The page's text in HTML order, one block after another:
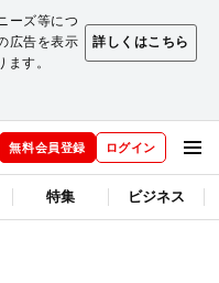
ーズ等につ
広告を表示
す。
詳しくはこちら
無料会員登録 ログイン
特集 ビジネス